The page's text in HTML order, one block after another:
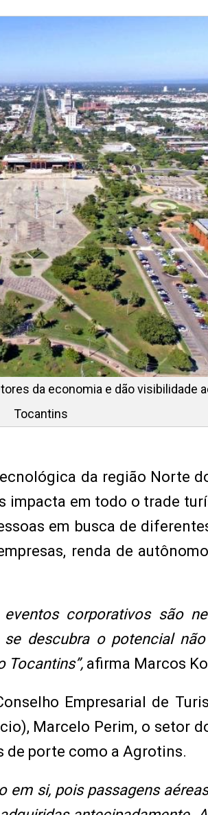
da economia e dão visibilidade
Tocantins
da região Norte
impacta em todo o trade
em busca de
renda de
corporativos são
descubra o potencial
Tocantins”, afirma Marcos
Empresarial de
Marcelo Perim, o setor
de porte como a Agrotins.
em si, pois passagens